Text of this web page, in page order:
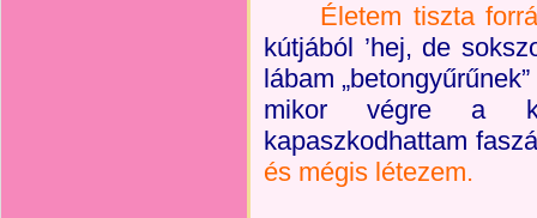
Életem tiszta
kútjából ’hej, de
lábam
mikor végre a
kapaszkodhattam
és mégis létezem.